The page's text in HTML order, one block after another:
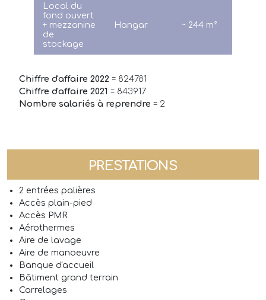
Local du
fond ouvert
+ mezzanine
de
stockage
Hangar ~ 244 m²
Chiffre d'affaire 2022 = 824781
Chiffre d'affaire 2021 = 843917
Nombre salariés à reprendre = 2
PRESTATIONS
2 entrées palières
Accès plain-pied
Accès PMR
Aérothermes
Aire de lavage
Aire de manoeuvre
Banque d'accueil
Bâtiment grand terrain
Carrelages